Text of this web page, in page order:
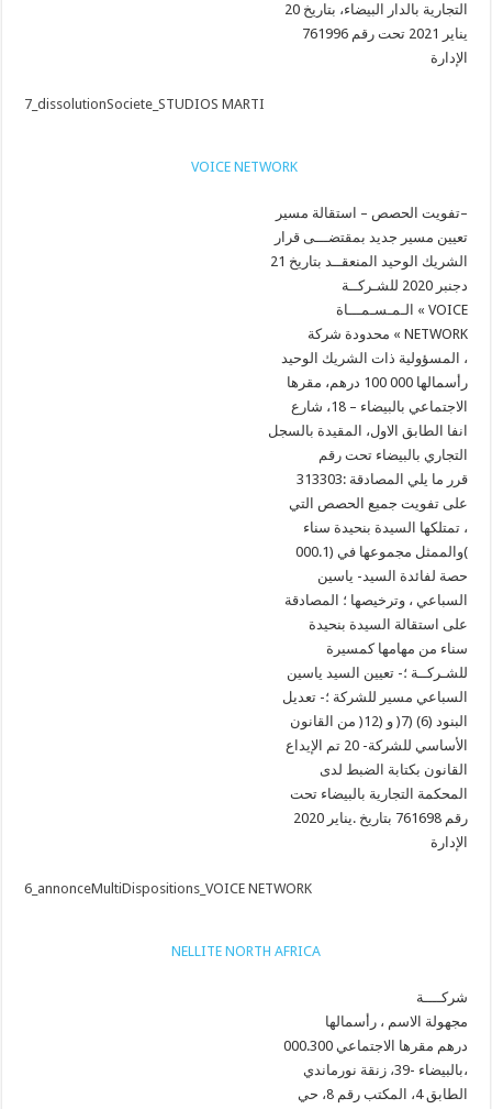
التجارية بالدار البيضاء، بتاريخ 20
يناير 2021 تحت رقم 761996
الإدارة
7_dissolutionSociete_STUDIOS MARTI
VOICE NETWORK
تفويت الحصص – استقالة مسير–
تعيين مسير جديد بمقتضـــى قرار
الشريك الوحيد المنعقــد بتاريخ 21
دجنبر 2020 للشـركــة
الـمـسـمـــاة « VOICE
محدودة شركة « NETWORK
المسؤولية ذات الشريك الوحيد ،
رأسمالها 000 100 درهم، مقرها
الاجتماعي بالبيضاء – 18، شارع
انفا الطابق الاول، المقيدة بالسجل
التجاري بالبيضاء تحت رقم
313303: قرر ما يلي المصادقة
على تفويت جميع الحصص التي
تمتلكها السيدة بنحيدة سناء ،
والممثل مجموعها في (000.1(
حصة لفائدة السيد- ياسين
السباعي ، وترخيصها ؛ المصادقة
على استقالة السيدة بنحيدة
سناء من مهامها كمسيرة
للشـركــة ؛- تعيين السيد ياسين
السباعي مسير للشركة ؛- تعديل
البنود (6) (7( و (12( من القانون
الأساسي للشركة- 20 تم الإيداع
القانون بكتابة الضبط لدى
المحكمة التجارية بالبيضاء تحت
رقم 761698 بتاريخ .يناير 2020
الإدارة
6_annonceMultiDispositions_VOICE NETWORK
NELLITE NORTH AFRICA
شركــــة
مجهولة الاسم ، رأسمالها
000.300 درهم مقرها الاجتماعي
بالبيضاء -39، زنقة نورماندي،
الطابق 4، المكتب رقم 8، حي